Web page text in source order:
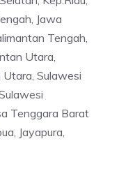
Jawa
Tengah,
Utara,
Utara, Sulawesi
Tenggara Barat
Jayapura,